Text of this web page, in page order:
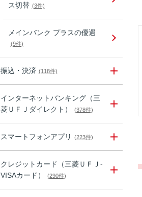
ス切替 (3件)
メインバンク プラスの優遇
(9件)
振込・決済 (118件)
インターネットバンキング（三
菱ＵＦＪダイレクト）
(378件)
スマートフォンアプリ (223件)
クレジットカード（三菱ＵＦＪ-
VISAカード）
(290件)